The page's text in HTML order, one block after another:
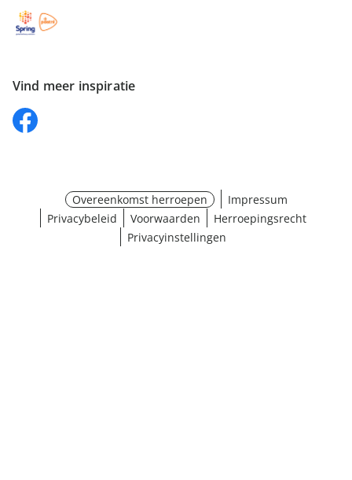
Vind meer inspiratie
Overeenkomst herroepen
Impressum
Privacybeleid
Voorwaarden
Herroepingsrecht
Privacyinstellingen